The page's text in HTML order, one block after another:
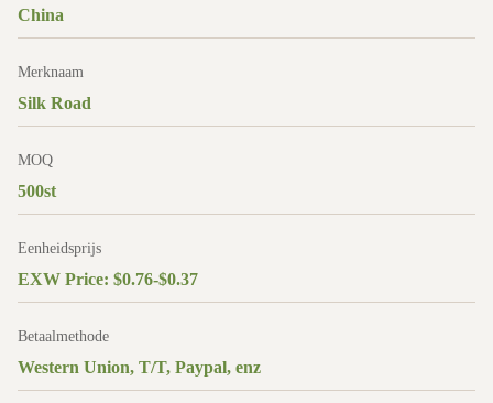
China
Merknaam
Silk Road
MOQ
500st
Eenheidsprijs
EXW Price: $0.76-$0.37
Betaalmethode
Western Union, T/T, Paypal, enz